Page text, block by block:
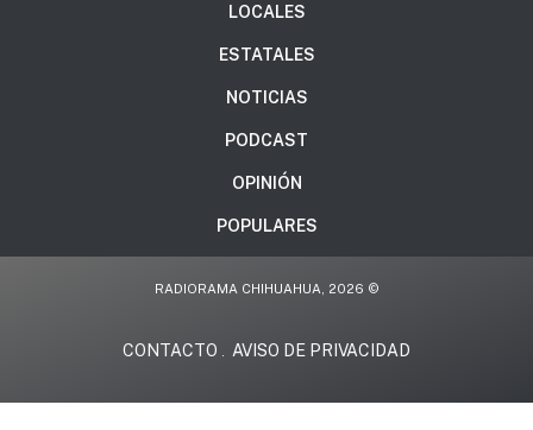
LOCALES
ESTATALES
NOTICIAS
PODCAST
OPINIÓN
POPULARES
RADIORAMA CHIHUAHUA, 2026 ©
CONTACTO AVISO DE PRIVACIDAD